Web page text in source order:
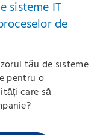
sisteme IT
de
tău de sisteme
pentru o
care să